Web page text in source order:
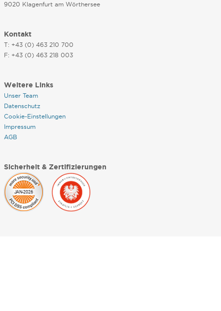
9020 Klagenfurt am Wörthersee
Kontakt
T: +43 (0) 463 210 700
F: +43 (0) 463 218 003
Weitere Links
Unser Team
Datenschutz
Cookie-Einstellungen
Impressum
AGB
Sicherheit & Zertifizierungen